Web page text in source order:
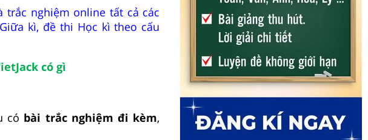
trắc nghiệm online tất cả các
kì, đề thi Học kì theo cấu
có gì
có bài trắc nghiệm đi kèm,